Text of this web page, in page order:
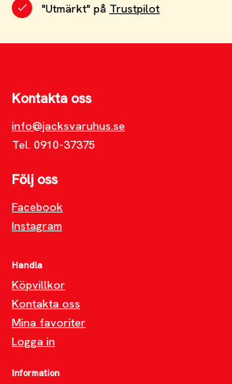
"Utmärkt" på Trustpilot
Kontakta oss
info@jacksvaruhus.se
Tel. 0910-37375
Följ oss
Facebook
Instagram
Handla
Köpvillkor
Kontakta oss
Mina favoriter
Logga in
Information